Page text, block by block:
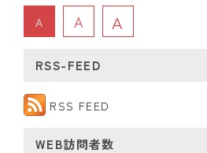
A A A
RSS-FEED
RSS FEED
WEB訪問者数